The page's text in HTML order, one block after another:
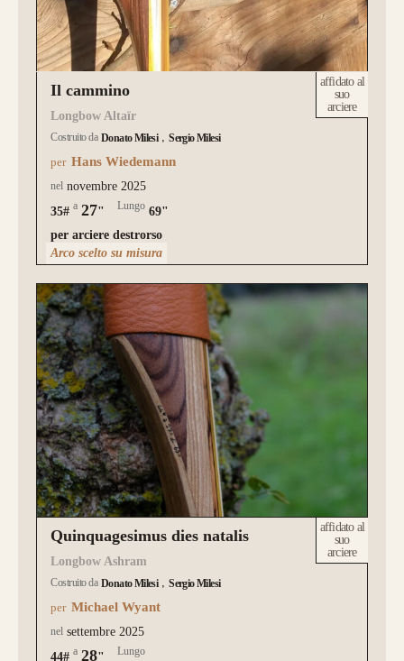
Il cammino
Longbow Altaïr
Costruito da Donato Milesi Sergio Milesi
per Hans Wiedemann
nel novembre 2025
35# a 27" Lungo 69"
per arciere destrorso
affidato al
suo
arciere
Arco scelto su misura
Quinquagesimus dies natalis
Longbow Ashram
Costruito da Donato Milesi Sergio Milesi
per Michael Wyant
nel settembre 2025
44# a 28" Lungo
affidato al
suo
arciere